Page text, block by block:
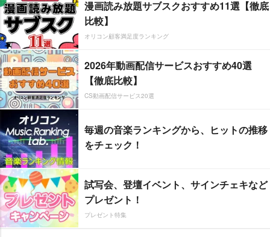
漫画読み放題サブスクおすすめ11選【徹底
比較】
オリコン顧客満足度ランキング
2026年動画配信サービスおすすめ40選
【徹底比較】
CS動画配信サービス20選
毎週の音楽ランキングから、ヒットの推移
をチェック！
試写会、登壇イベント、サインチェキなど
プレゼント！
プレゼント特集